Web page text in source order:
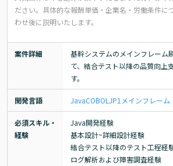
ださい。 具体的な報酬単価・企業名・労働条件に
わせ後に説明いたします。
案件詳細
基幹システムのメインフレーム
て、結合テスト以降の品質向上
す。
開発言語 JavaCOBOL JP1 メインフレーム
必須スキル・
経験
Java開発経験
基本設計~詳細設計経験
結合テスト以降のテスト工程経
ログ解析および障害調査経験